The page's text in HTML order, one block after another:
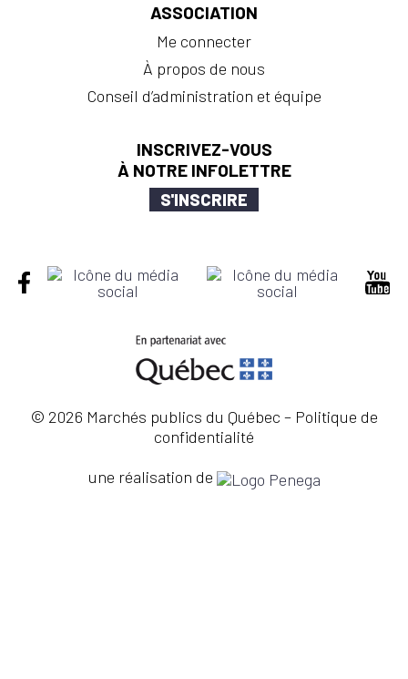
ASSOCIATION
Me connecter
À propos de nous
Conseil d’administration et équipe
INSCRIVEZ-VOUS
À NOTRE INFOLETTRE
S'INSCRIRE
© 2026 Marchés publics du Québec – Politique de
confidentialité
une réalisation de